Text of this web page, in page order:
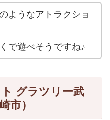
ようなアトラクショ
で遊べそうですね♪
グラツリー武
市）